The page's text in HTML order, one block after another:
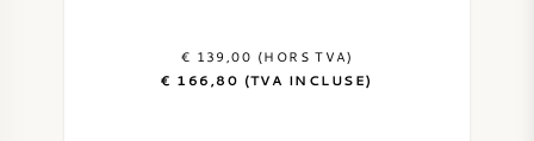
€ 139,00 (HORS TVA)
€ 166,80 (TVA INCLUSE)